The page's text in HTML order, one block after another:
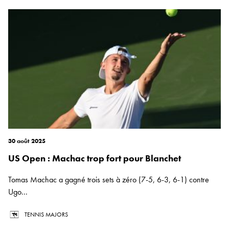
30 août 2025
US Open : Machac trop fort pour Blanchet
Tomas Machac a gagné trois sets à zéro (7-5, 6-3, 6-1) contre
Ugo...
TENNIS MAJORS